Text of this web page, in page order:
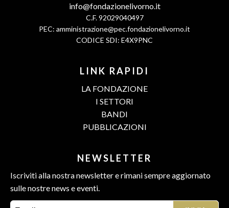
info@fondazionelivorno.it
C.F. 92029040497
PEC: amministrazione@pec.fondazionelivorno.it
CODICE SDI: E4X9PNC
LINK RAPIDI
LA FONDAZIONE
I SETTORI
BANDI
PUBBLICAZIONI
NEWSLETTER
Iscriviti alla nostra newsletter e rimani sempre aggiornato
sulle nostre news e eventi.